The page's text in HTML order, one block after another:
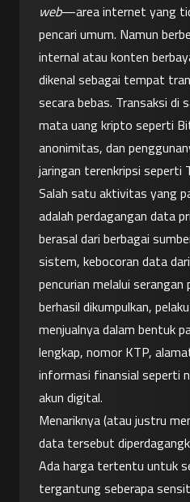
web—area internet yang
pencari umum. Namun
internal atau konten
dikenal sebagai tempat
secara bebas. Transaksi di
mata uang kripto seperti
anonimitas, dan
jaringan terenkripsi seperti
Salah satu aktivitas yang
adalah perdagangan data
berasal dari berbagai
sistem, kebocoran data
pencurian melalui
berhasil dikumpulkan,
menjualnya dalam bentuk
lengkap, nomor KTP,
informasi finansial seperti
akun digital.
Menariknya (atau justru
data tersebut
Ada harga tertentu untuk
tergantung seberapa